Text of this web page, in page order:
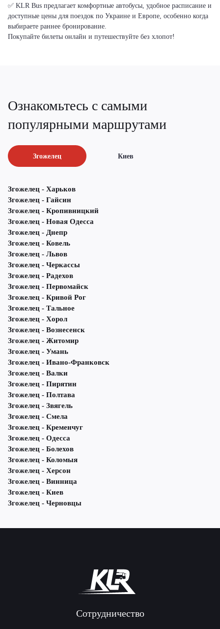
✅ KLR Bus предлагает комфортные автобусы, удобное расписание и
доступные цены для поездок по Украине и Европе, особенно когда
выбираете раннее бронирование.
Покупайте билеты онлайн и путешествуйте без хлопот!
Ознакомьтесь с самыми
популярными маршрутами
Згожелец Киев
Згожелец - Харьков
Згожелец - Гайсин
Згожелец - Кропивницкий
Згожелец - Новая Одесса
Згожелец - Днепр
Згожелец - Ковель
Згожелец - Львов
Згожелец - Черкассы
Згожелец - Радехов
Згожелец - Первомайск
Згожелец - Кривой Рог
Згожелец - Тальное
Згожелец - Хорол
Згожелец - Вознесенск
Згожелец - Житомир
Згожелец - Умань
Згожелец - Ивано-Франковск
Згожелец - Валки
Згожелец - Пирятин
Згожелец - Полтава
Згожелец - Звягель
Згожелец - Смела
Згожелец - Кременчуг
Згожелец - Одесса
Згожелец - Болехов
Згожелец - Коломыя
Згожелец - Херсон
Згожелец - Винница
Згожелец - Киев
Згожелец - Черновцы
Сотрудничество